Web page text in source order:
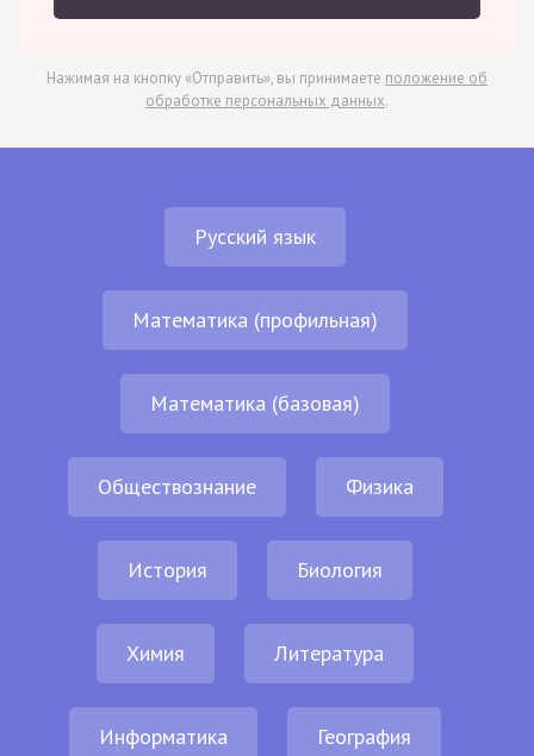
Нажимая на кнопку «Отправить», вы принимаете положение об
обработке персональных данных.
Русский язык
Математика (профильная)
Математика (базовая)
Обществознание Физика
История Биология
Химия Литература
Информатика География